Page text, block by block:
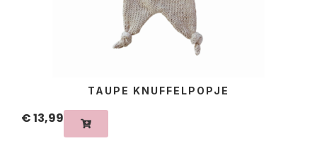
TAUPE KNUFFELPOPJE
€13,99